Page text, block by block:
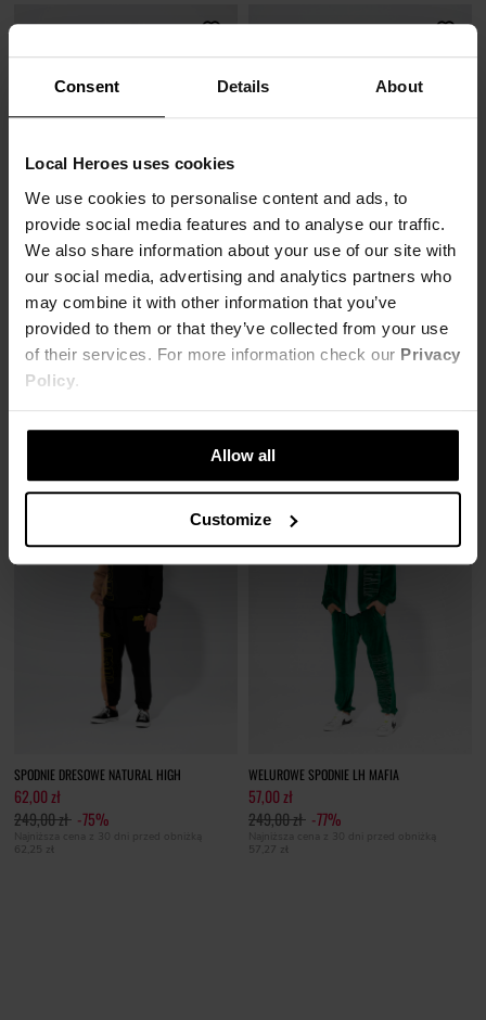
Consent Details About
Local Heroes uses cookies
We use cookies to personalise content and ads, to
provide social media features and to analyse our traffic.
We also share information about your use of our site with
our social media, advertising and analytics partners who
may combine it with other information that you’ve
provided to them or that they’ve collected from your use
of their services. For more information check our Privacy
Policy.
Allow all
Customize
SPODNIE DRESOWE RICH
57,00 zł
249,00 zł -77%
57,27 zł
SPODNIE DRESOWE LH ROOTS
82,00 zł
82,17 zł
SPODNIE DRESOWE NATURAL HIGH
62,00 zł
249,00 zł -75%
Najniższa cena z 30 dni przed obniżką
62,25 zł
WELUROWE SPODNIE LH MAFIA
57,00 zł
249,00 zł -77%
Najniższa cena z 30 dni przed obniżką
57,27 zł